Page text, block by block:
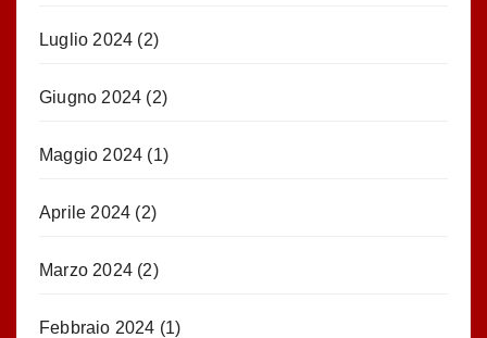
Luglio 2024 (2)
Giugno 2024 (2)
Maggio 2024 (1)
Aprile 2024 (2)
Marzo 2024 (2)
Febbraio 2024 (1)